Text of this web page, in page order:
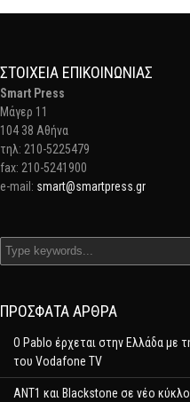
ΣΤΟΙΧΕΊΑ ΕΠΙΚΟΙΝΩΝΊΑΣ
Smart Press
Mάγερ 11
104 38 Αθήνα
τηλ: 210-5225479
fax: 210-5241900
e-mail: smart@smartpress.gr
ΠΡΌΣΦΑΤΑ ΆΡΘΡΑ
Ο Pablo έρχεται στην Ελλάδα με
του Vodafone TV
ΑΝΤ1 και Blackstone σε νέο